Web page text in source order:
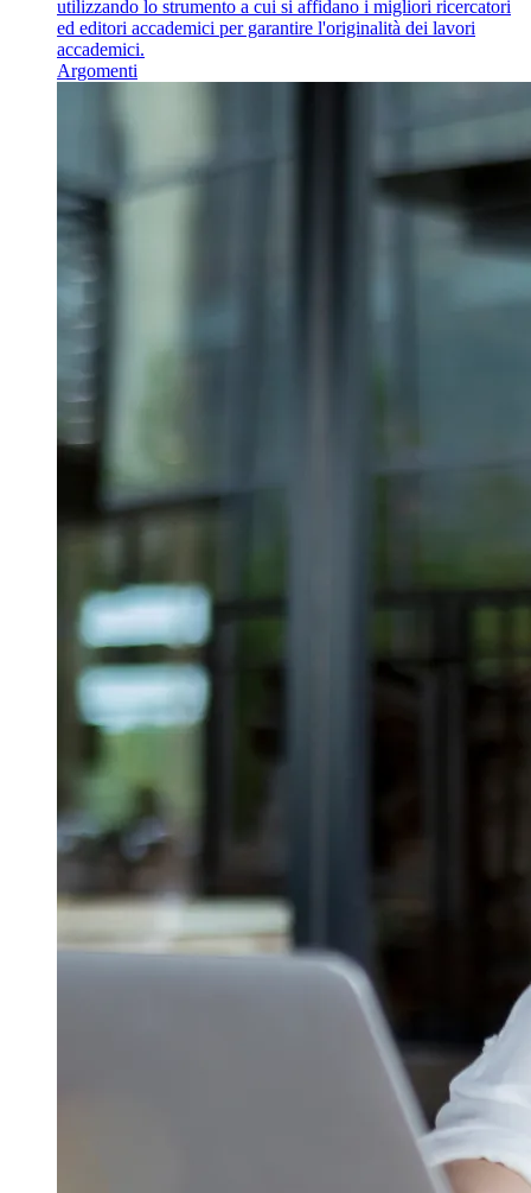
utilizzando lo strumento a cui si affidano i migliori ricercatori
ed editori accademici per garantire l'originalità dei lavori
accademici.
Argomenti